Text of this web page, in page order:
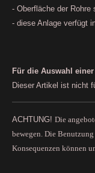
- Oberfläche der Rohre
- diese Anlage verfügt
Für die Auswahl
Dieser Artikel ist nicht
ACHTUNG! Die
bewegen. Die
Konsequenzen können